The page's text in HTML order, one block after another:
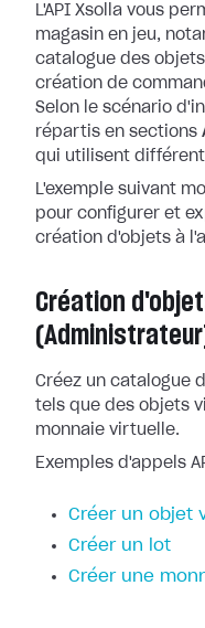
L'API Xsolla vous
magasin en jeu,
catalogue des
création de
Selon le scénario
répartis en sections
qui utilisent
L'exemple suivant
pour configurer et
création d'objets à
Création
Créez un catalogue
tels que des objets
monnaie virtuelle.
Exemples d'appels
Créer un objet
Créer un lot
Créer une